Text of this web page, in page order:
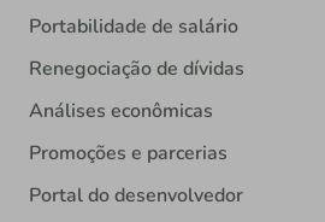
Portabilidade de salário
Renegociação de dívidas
Análises econômicas
Promoções e parcerias
Portal do desenvolvedor